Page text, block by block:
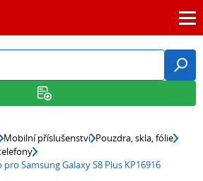
Mobilní příslušenství Pouzdra, skla, fólie
Samsung Galaxy S8 Plus KP16916